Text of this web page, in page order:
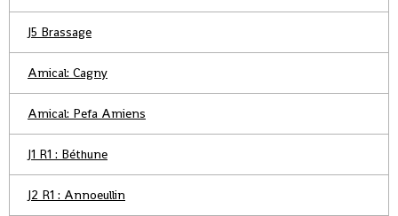
J5 Brassage
Amical: Cagny
Amical: Pefa Amiens
J1 R1 : Béthune
J2 R1 : Annoeullin